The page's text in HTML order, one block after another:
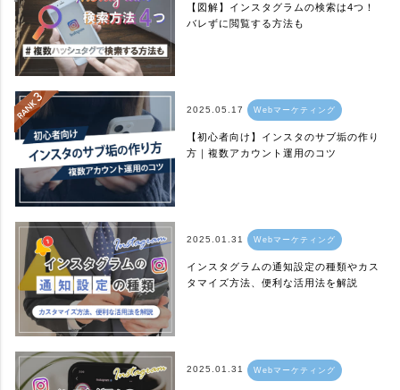
【図解】インスタグラムの検索は4つ！
バレずに閲覧する方法も
2025.05.17 Webマーケティング
【初心者向け】インスタのサブ垢の作り
方｜複数アカウント運用のコツ
2025.01.31 Webマーケティング
インスタグラムの通知設定の種類やカス
タマイズ方法、便利な活用法を解説
2025.01.31 Webマーケティング